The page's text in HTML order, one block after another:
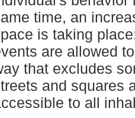
time, an
is taking
are allowed
that excludes
and squares
to all